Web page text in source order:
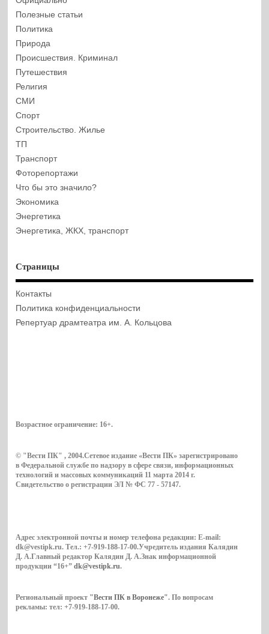
Полезные статьи
Политика
Природа
Происшествия. Криминал
Путешествия
Религия
СМИ
Спорт
Строительство. Жилье
ТП
Транспорт
Фоторепортажи
Что бы это значило?
Экономика
Энергетика
Энергетика, ЖКХ, транспорт
Страницы
Контакты
Политика конфиденциальности
Репертуар драмтеатра им. А. Кольцова
Возрастное ограничение: 16+.
© "Вести ПК" , 2004.Сетевое издание «Вести ПК» зарегистрировано
в Федеральной службе по надзору в сфере связи, информационных
технологий и массовых коммуникаций 11 марта 2014 г.
Свидетельство о регистрации ЭЛ № ФС 77 - 57147.
Адрес электронной почты и номер телефона редакции: E-mail:
dk@vestipk.ru. Тел.: +7-919-188-17-00.Учредитель издания Калядин
Д. А.Главный редактор Калядин Д. А.Знак информационной
продукции “16+”dk@vestipk.ru.
Региональный проект "Вести ПК в Воронеже". По вопросам
рекламы: тел: +7-919-188-17-00.